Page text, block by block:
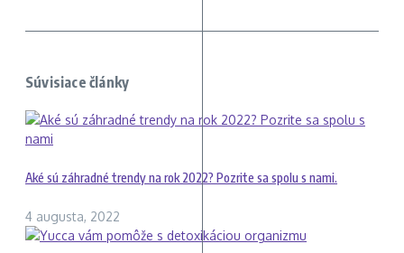
Súvisiace články
Aké sú záhradné trendy na rok 2022? Pozrite sa spolu s nami.
4 augusta, 2022